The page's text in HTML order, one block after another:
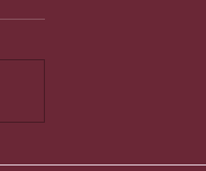
atual: tempo,